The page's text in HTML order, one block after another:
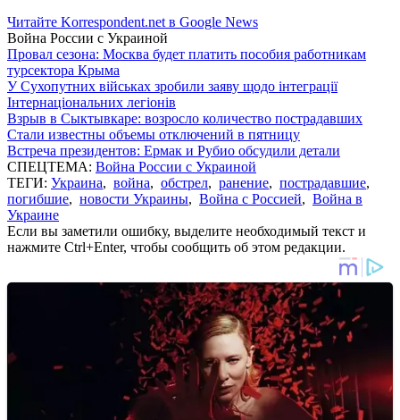
Читайте Korrespondent.net в Google News
Война России с Украиной
Провал сезона: Москва будет платить пособия работникам
турсектора Крыма
У Сухопутних військах зробили заяву щодо інтеграції
Інтернаціональних легіонів
Взрыв в Сыктывкаре: возросло количество пострадавших
Стали известны объемы отключений в пятницу
Встреча президентов: Ермак и Рубио обсудили детали
СПЕЦТЕМА: Война России с Украиной
ТЕГИ: Украина, война, обстрел, ранение, пострадавшие,
погибшие, новости Украины, Война с Россией, Война в
Украине
Если вы заметили ошибку, выделите необходимый текст и
нажмите Ctrl+Enter, чтобы сообщить об этом редакции.